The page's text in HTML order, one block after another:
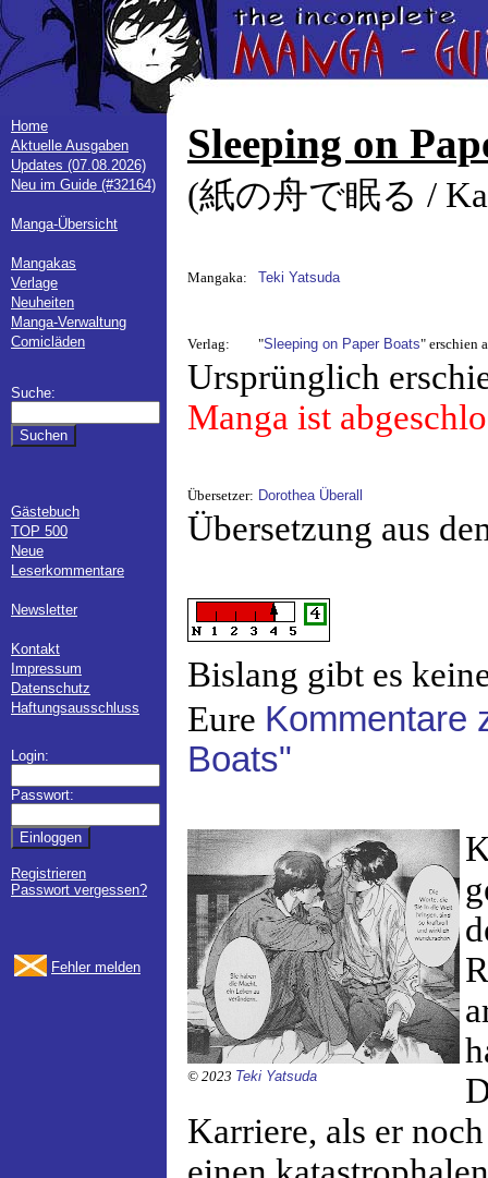
Home
Aktuelle Ausgaben
Updates (07.08.2026)
Neu im Guide (#32164)
Manga-Übersicht
Mangakas
Verlage
Neuheiten
Manga-Verwaltung
Comicläden
Suche:
Gästebuch
TOP 500
Neue
Leserkommentare
Newsletter
Kontakt
Impressum
Datenschutz
Haftungsausschluss
Login:
Passwort:
Registrieren
Passwort vergessen?
Fehler melden
Sleeping on
(紙の舟で眠る /
Mangaka: Teki Yatsuda
Verlag: "Sleeping on Paper Boats" erschien
Ursprünglich
Manga ist
Übersetzer: Dorothea Überall
Übersetzung aus
Bislang gibt es
Eure Kommentare
Boats"
© 2023 Teki Yatsuda
Karriere, als er